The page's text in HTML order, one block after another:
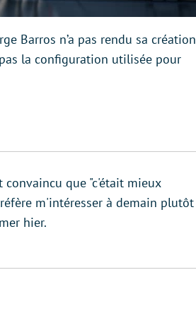
Barros n’a pas rendu sa création
la configuration utilisée pour
convaincu que "c'était mieux
m'intéresser à demain plutôt
hier.